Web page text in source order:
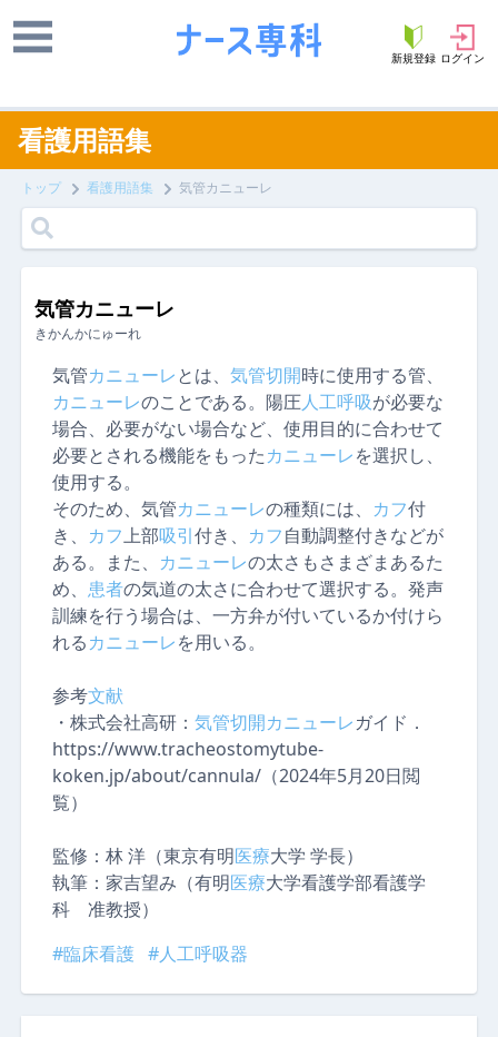
新規登録 ログイン
看護用語集
トップ 看護用語集 気管カニューレ
気管カニューレ
きかんかにゅーれ
気管カニューレとは、 気管切開時に使用する管、
カニューレのことである。陽圧人工呼吸が必要な
場合、必要がない場合など、使用目的に合わせて
必要とされる機能をもったカニューレを選択し、
使用する。
そのため、気管カニューレの種類には、 カフ付
き、
カフ上部吸引付き、 カフ自動調整付きなどが
ある。また、
カニューレの太さもさまざまあるた
め、 患者の気道の太さに合わせて選択する。発声
訓練を行う場合は、一方弁が付いているか付けら
れるカニューレを用いる。
参考文献
・株式会社高研： 気管切開カニューレガイド．
https://www.tracheostomytube-
koken.jp/about/cannula/（2024年5月20日閲
覧）
監修： 林 洋（東京有明医療大学 学長）
執筆： 家吉望み（有明医療大学看護学部看護学
科 准教授）
#臨床看護 #人工呼吸器